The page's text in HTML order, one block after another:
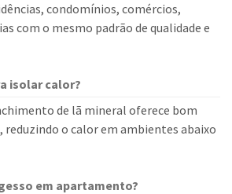
condomínios, comércios,
com o mesmo padrão de qualidade e
isolar calor?
de lã mineral oferece bom
o calor em ambientes abaixo
em apartamento?